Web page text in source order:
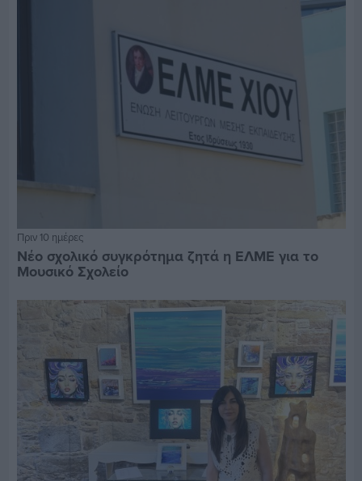
Πριν 10 ημέρες
Νέο σχολικό συγκρότημα ζητά η ΕΛΜΕ για το
Μουσικό Σχολείο